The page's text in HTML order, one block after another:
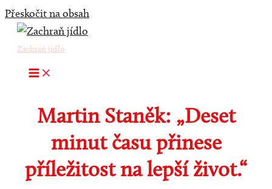
Přeskočit na obsah
Zachraň jídlo
Martin Staněk: „Deset
minut času přinese
příležitost na lepší život.“